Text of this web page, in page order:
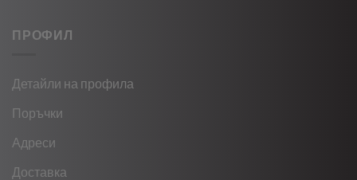
ПРОФИЛ
Детайли на профила
Поръчки
Адреси
Доставка